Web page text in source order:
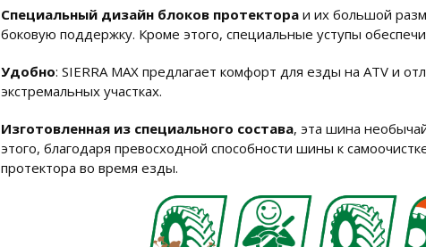
Специальный дизайн блоков протектора и их большой
боковую поддержку. Кроме этого, специальные уступы
Удобно: SIERRA MAX предлагает комфорт для езды на ATV и
экстремальных участках.
Изготовленная из специального состава, эта шина
этого, благодаря превосходной способности шины к
протектора во время езды.